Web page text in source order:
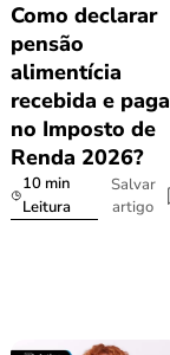
Como declarar
pensão
alimentícia
recebida e paga
no Imposto de
Renda 2026?
10 min
Leitura
Salvar
artigo